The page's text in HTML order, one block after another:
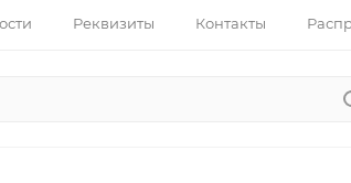
Реквизиты Контакты